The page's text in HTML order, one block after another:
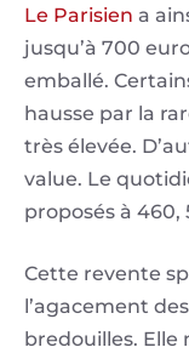
Le Parisien a
jusqu’à 700
emballé.
hausse par la
très élevée.
value. Le
proposés à 460,
Cette revente
l’agacement
bredouilles.